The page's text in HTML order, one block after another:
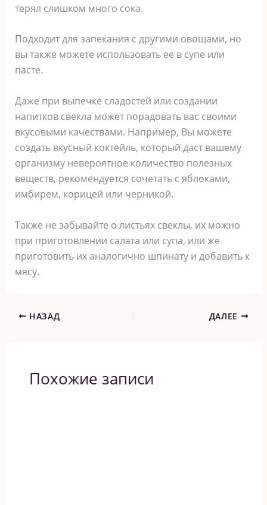
терял слишком много сока.
Подходит для запекания с другими овощами, но
вы также можете использовать ее в супе или
пасте.
Даже при выпечке сладостей или создании
напитков свекла может порадовать вас своими
вкусовыми качествами. Например, Вы можете
создать вкусный коктейль, который даст вашему
организму невероятное количество полезных
веществ, рекомендуется сочетать с яблоками,
имбирем, корицей или черникой.
Также не забывайте о листьях свеклы, их можно
при приготовлении салата или супа, или же
приготовить их аналогично шпинату и добавить к
мясу.
НАЗАД ДАЛЕЕ
Похожие записи